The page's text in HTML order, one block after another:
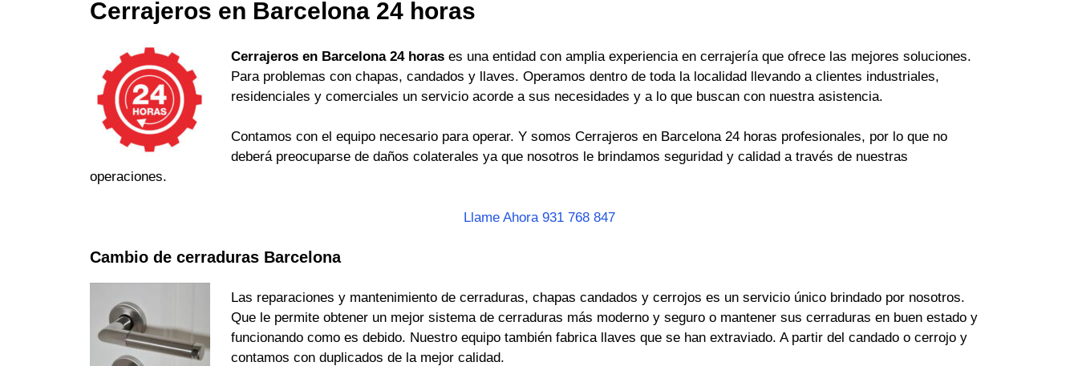
Cerrajeros en Barcelona 24 horas
Cerrajeros en Barcelona 24 horases una entidad con amplia experiencia en cerrajería que ofrece las mejores soluciones.
Para problemas con chapas, candados y llaves. Operamos dentro de toda la localidad llevando a clientes industriales,
residenciales y comerciales un servicio acorde a sus necesidades y a lo que buscan con nuestra asistencia.
Contamos con el equipo necesario para operar. Y somos Cerrajeros en Barcelona 24 horas profesionales, por lo que no
deberá preocuparse de daños colaterales ya que nosotros le brindamos seguridad y calidad a través de nuestras
operaciones.
Llame Ahora 931 768 847
Cambio de cerraduras Barcelona
Las reparaciones y mantenimiento de cerraduras, chapas candados y cerrojos es un servicio único brindado por nosotros.
Que le permite obtener un mejor sistema de cerraduras más moderno y seguro o mantener sus cerraduras en buen estado y
funcionando como es debido. Nuestro equipo también fabrica llaves que se han extraviado. A partir del candado o cerrojo y
contamos con duplicados de la mejor calidad.